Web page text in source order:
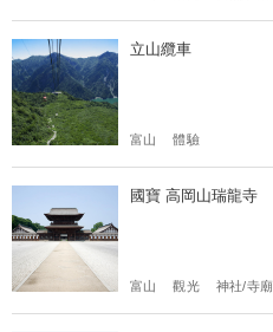
立山纜車
富山 體驗
國寶 高岡山瑞龍寺
富山 觀光 神社/寺廟